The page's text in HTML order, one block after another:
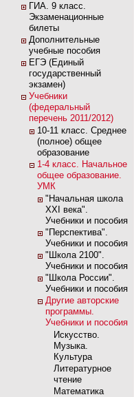
ГИА. 9 класс.
Экзаменационные
билеты
Дополнительные
учебные пособия
ЕГЭ (Единый
государственный
экзамен)
Учебники
(федеральный
перечень 2011/2012)
10-11 класс. Среднее
(полное) общее
образование
1-4 класс. Начальное
общее образование.
УМК
"Начальная школа
XXI века".
Учебники и пособия
"Перспектива".
Учебники и пособия
"Школа 2100".
Учебники и пособия
"Школа России".
Учебники и пособия
Другие авторские
программы.
Учебники и пособия
Искусство.
Музыка.
Культура
Литературное
чтение
Математика